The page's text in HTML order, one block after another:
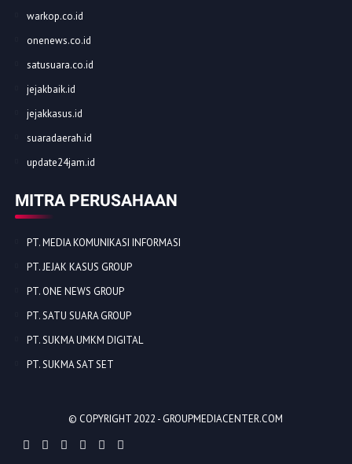
warkop.co.id
onenews.co.id
satusuara.co.id
jejakbaik.id
jejakkasus.id
suaradaerah.id
update24jam.id
MITRA PERUSAHAAN
PT. MEDIA KOMUNIKASI INFORMASI
PT. JEJAK KASUS GROUP
PT. ONE NEWS GROUP
PT. SATU SUARA GROUP
PT. SUKMA UMKM DIGITAL
PT. SUKMA SAT SET
© COPYRIGHT 2022 - GROUPMEDIACENTER.COM